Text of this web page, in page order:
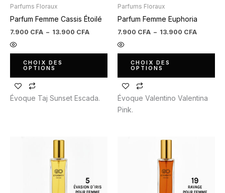
Parfums Floraux
Parfum Femme Cassis Étoilé
7.900 CFA – 13.900 CFA
CHOIX DES
OPTIONS
choisies
sur
la
du
produit
Évoque Taj Sunset Escada.
Parfums Floraux
Parfum Femme Euphoria
7.900 CFA – 13.900 CFA
CHOIX DES
OPTIONS
choisies
sur
la
du
produit
Évoque Valentino Valentina
Pink.
13.900 CFA
plusieurs
13.900
plusieurs
variations.